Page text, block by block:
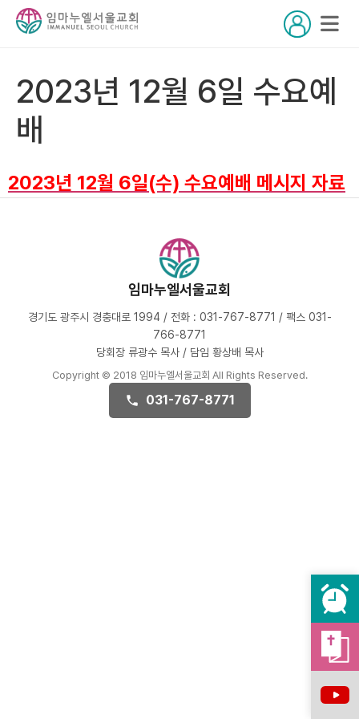
2023년 12월 6일 수요예
배
2023년 12월 6일(수) 수요예배 메시지 자료
임마누엘서울교회
경기도 광주시 경충대로 1994 / 전화 : 031-767-8771 / 팩스 031-
766-8771
당회장 류광수 목사 / 담임 황상배 목사
Copyright © 2018 임마누엘서울교회 All Rights Reserved.
031-767-8771